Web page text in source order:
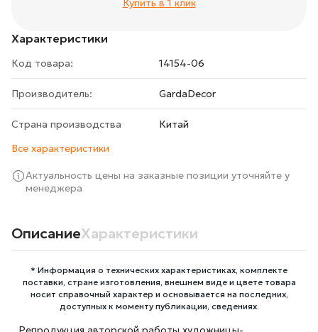
Характеристики
Код товара: 14154-06
Производитель: GardaDecor
Страна производства
Китай
Все характеристики
Актуальность цены на заказные позиции уточняйте у
менеджера
Купить в 1 клик
ОписаниеХарактеристики
* Информация о технических характеристиках, комплекте
поставки, стране изготовления, внешнем виде и цвете товара
носит справочный характер и основывается на последних,
доступных к моменту публикации, сведениях.